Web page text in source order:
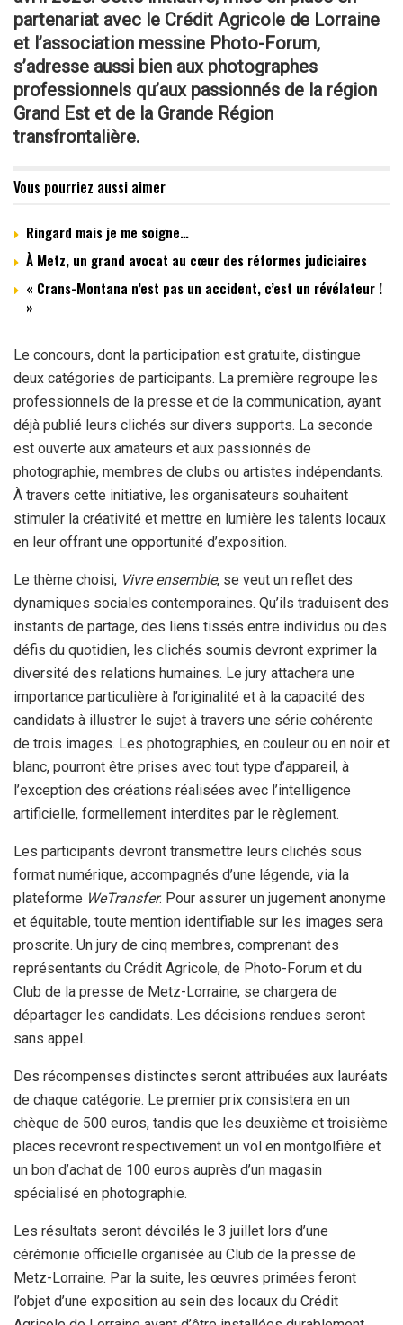
partenariat avec le Crédit Agricole de Lorraine
et l’association messine Photo-Forum,
s’adresse aussi bien aux photographes
professionnels qu’aux passionnés de la région
Grand Est et de la Grande Région
transfrontalière.
Vous pourriez aussi aimer
Ringard mais je me soigne…
À Metz, un grand avocat au cœur des réformes judiciaires
« Crans-Montana n’est pas un accident, c’est un révélateur !
»
Le concours, dont la participation est gratuite, distingue
deux catégories de participants. La première regroupe les
professionnels de la presse et de la communication, ayant
déjà publié leurs clichés sur divers supports. La seconde
est ouverte aux amateurs et aux passionnés de
photographie, membres de clubs ou artistes indépendants.
À travers cette initiative, les organisateurs souhaitent
stimuler la créativité et mettre en lumière les talents locaux
en leur offrant une opportunité d’exposition.
Le thème choisi, Vivre ensemble, se veut un reflet des
dynamiques sociales contemporaines. Qu’ils traduisent des
instants de partage, des liens tissés entre individus ou des
défis du quotidien, les clichés soumis devront exprimer la
diversité des relations humaines. Le jury attachera une
importance particulière à l’originalité et à la capacité des
candidats à illustrer le sujet à travers une série cohérente
de trois images. Les photographies, en couleur ou en noir et
blanc, pourront être prises avec tout type d’appareil, à
l’exception des créations réalisées avec l’intelligence
artificielle, formellement interdites par le règlement.
Les participants devront transmettre leurs clichés sous
format numérique, accompagnés d’une légende, via la
plateforme WeTransfer. Pour assurer un jugement anonyme
et équitable, toute mention identifiable sur les images sera
proscrite. Un jury de cinq membres, comprenant des
représentants du Crédit Agricole, de Photo-Forum et du
Club de la presse de Metz-Lorraine, se chargera de
départager les candidats. Les décisions rendues seront
sans appel.
Des récompenses distinctes seront attribuées aux lauréats
de chaque catégorie. Le premier prix consistera en un
chèque de 500 euros, tandis que les deuxième et troisième
places recevront respectivement un vol en montgolfière et
un bon d’achat de 100 euros auprès d’un magasin
spécialisé en photographie.
Les résultats seront dévoilés le 3 juillet lors d’une
cérémonie officielle organisée au Club de la presse de
Metz-Lorraine. Par la suite, les œuvres primées feront
l’objet d’une exposition au sein des locaux du Crédit